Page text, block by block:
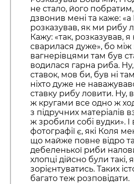
не стало, його
дзвонив мені та каже: «а
розказував, як ми рибу
Кажу: «так, розказував, я
сварилася дуже», бо між
вагнерівцями там був
водилася гарна риба. Ну,
ставок, мов би, був ні
ніхто дуже не
ставку рибу ловити. Ну,
ж кругами все одно ж
з підручних матеріалів
ж зробили собі вудки». І
фотографії є, які Коля
що майже повне відро
дебеленької риби
хлопці дійсно були такі,
зорієнтуватись. Таких
багато теж розповідати.